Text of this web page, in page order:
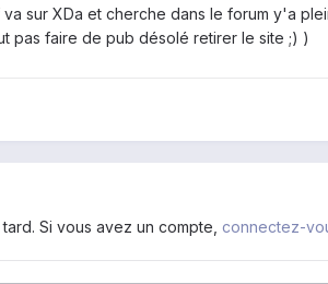
sur XDa et cherche dans le forum y'a
pas faire de pub désolé retirer le site ;) )
Si vous avez un compte, connectez-